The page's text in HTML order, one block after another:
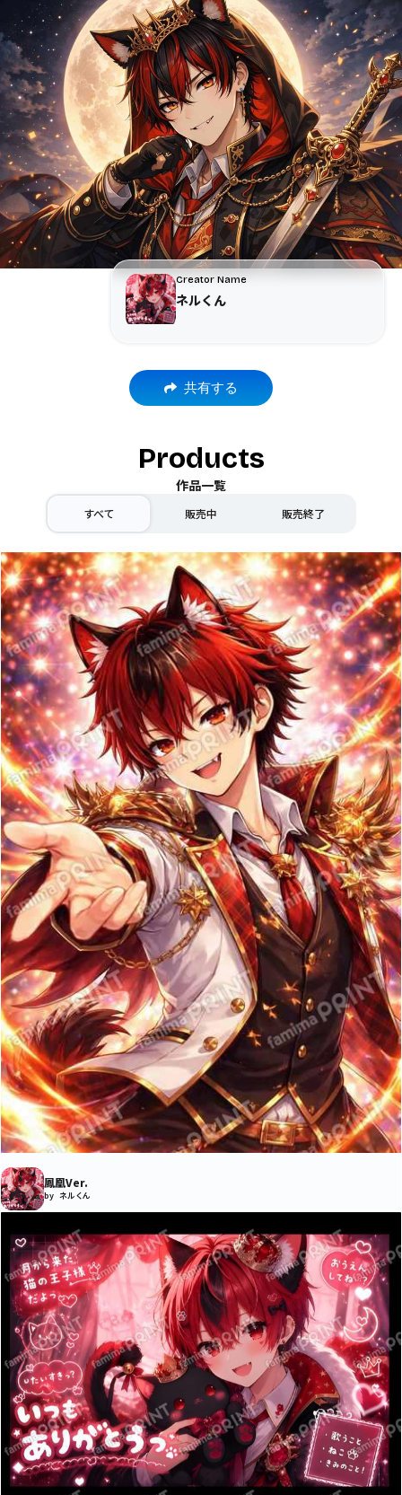
Creator Name
ネルくん
共有する
Products
作品一覧
すべて 販売中 販売終了
鳳凰Ver.
by ネルくん